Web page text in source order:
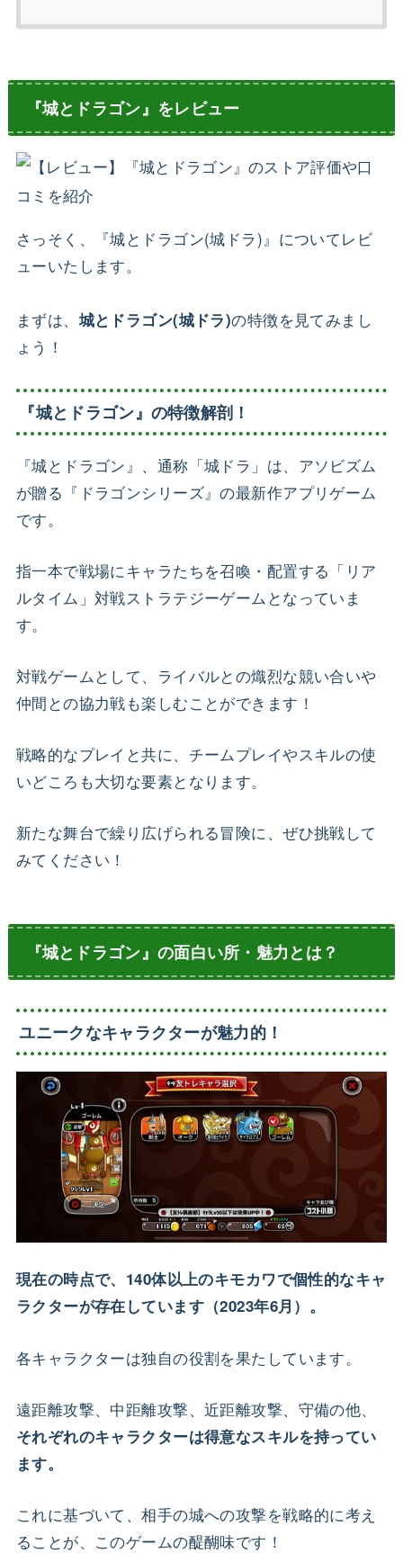
『城とドラゴン』をレビュー
さっそく、『城とドラゴン(城ドラ)』についてレビ
ューいたします。
まずは、 城とドラゴン(城ドラ)の特徴を見てみまし
ょう！
『城とドラゴン』の特徴解剖！
『城とドラゴン』、通称「城ドラ」は、アソビズム
が贈る『ドラゴンシリーズ』の最新作アプリゲーム
です。
指一本で戦場にキャラたちを召喚・配置する「リア
ルタイム」対戦ストラテジーゲームとなっていま
す。
対戦ゲームとして、ライバルとの熾烈な競い合いや
仲間との協力戦も楽しむことができます！
戦略的なプレイと共に、チームプレイやスキルの使
いどころも大切な要素となります。
新たな舞台で繰り広げられる冒険に、ぜひ挑戦して
みてください！
『城とドラゴン』の面白い所・魅力とは？
ユニークなキャラクターが魅力的！
現在の時点で、140体以上のキモカワで個性的なキャ
ラクターが存在しています（2023年6月）。
各キャラクターは独自の役割を果たしています。
遠距離攻撃、中距離攻撃、近距離攻撃、守備の他、
それぞれのキャラクターは得意なスキルを持ってい
ます。
これに基づいて、相手の城への攻撃を戦略的に考え
ることが、このゲームの醍醐味です！